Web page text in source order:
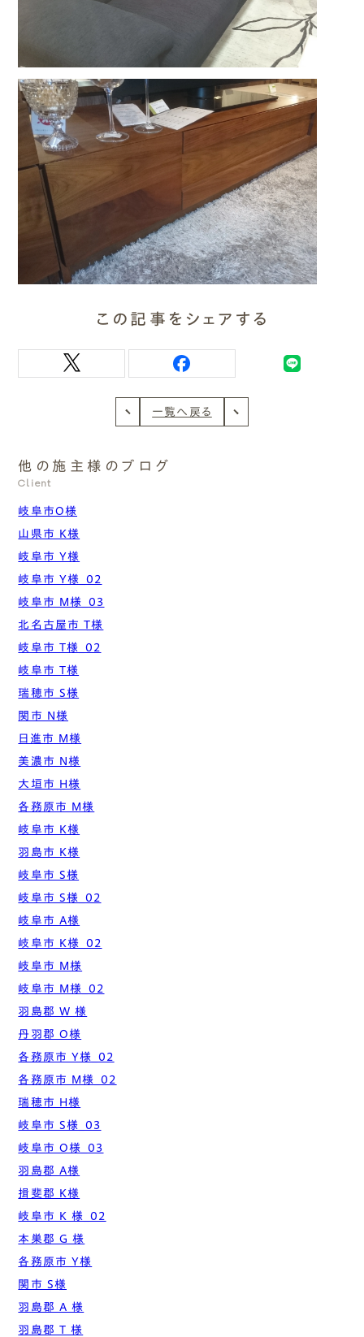
この記事をシェアする
一覧へ戻る
他の施主様のブログ
Client
岐阜市O様
山県市 K様
岐阜市 Y様
岐阜市 Y様_02
岐阜市 M様_03
北名古屋市 T様
岐阜市 T様_02
岐阜市 T様
瑞穂市 S様
関市 N様
日進市 M様
美濃市 N様
大垣市 H様
各務原市 M様
岐阜市 K様
羽島市 K様
岐阜市 S様
岐阜市 S様_02
岐阜市 A様
岐阜市 K様_02
岐阜市 M様
岐阜市 M様_02
羽島郡 W 様
丹羽郡 O様
各務原市 Y様_02
各務原市 M様_02
瑞穂市 H様
岐阜市 S様_03
岐阜市 O様_03
羽島郡 A様
揖斐郡 K様
岐阜市 K 様_02
本巣郡 G 様
各務原市 Y様
関市 S様
羽島郡 A 様
羽島郡 T 様